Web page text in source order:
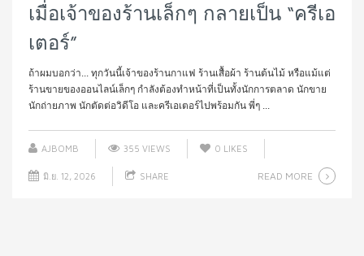
เมื่อเจ้าของร้านเล็กๆ กลายเป็น “ครีเอ
เตอร์”
ถ้าผมบอกว่า... ทุกวันนี้เจ้าของร้านกาแฟ ร้านเสื้อผ้า ร้านต้นไม้ หรือแม้แต่
ร้านขายของออนไลน์เล็กๆ กำลังต้องทำหน้าที่เป็นทั้งนักการตลาด นักขาย
นักถ่ายภาพ นักตัดต่อวิดีโอ และครีเอเตอร์ไปพร้อมกัน พี่ๆ ...
AJBOMB 355 VIEWS 0 LIKES
มิ.ย. 12, 2026 SHARE READ MORE